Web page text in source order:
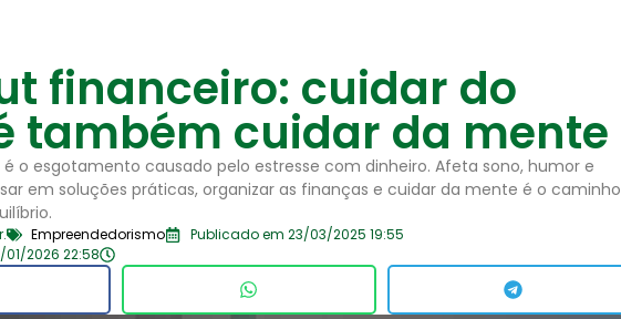
financeiro: cuidar do
também cuidar da mente
o esgotamento causado pelo estresse com dinheiro. Afeta sono, humor e
em soluções práticas, organizar as finanças e cuidar da mente é o caminho
Empreendedorismo
Publicado em 23/03/2025 19:55
2026 22:58